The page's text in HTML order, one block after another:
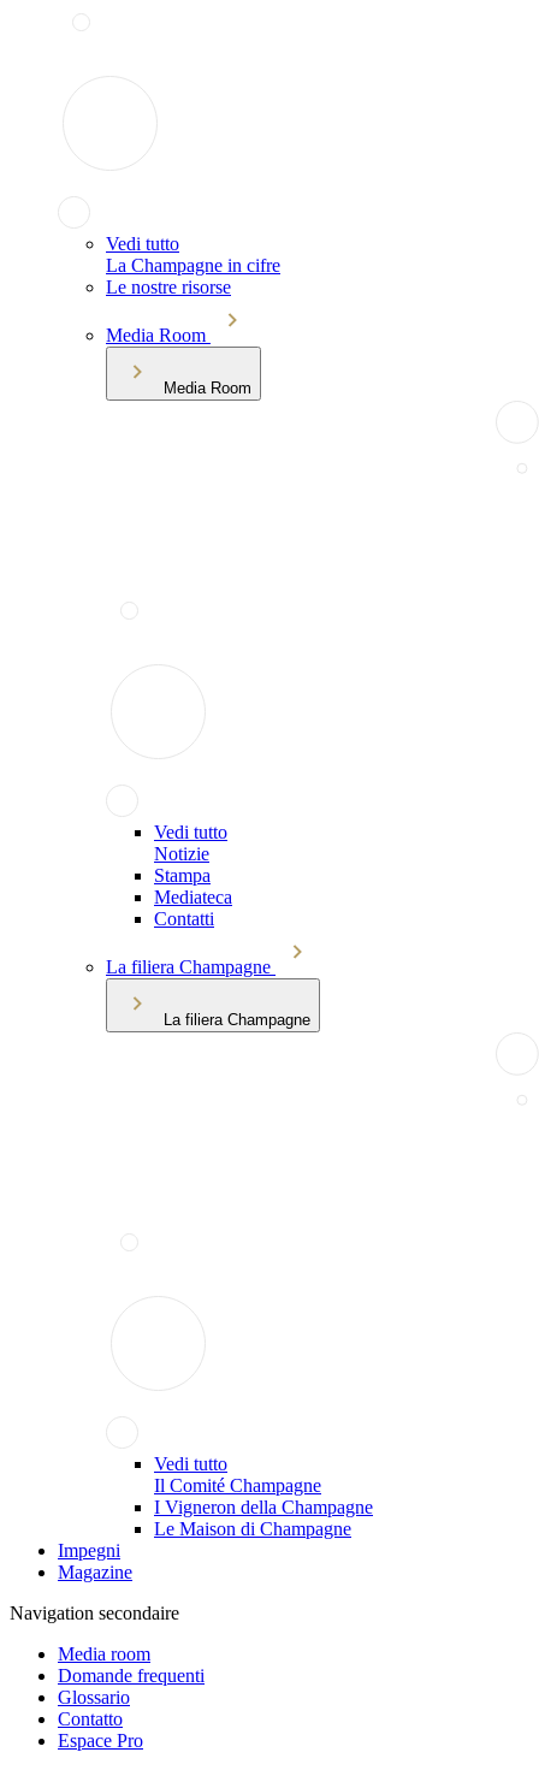
Vedi tutto
La Champagne in cifre
Le nostre risorse
Media Room
Media Room
Vedi tutto
Notizie
Stampa
Mediateca
Contatti
La filiera Champagne
La filiera Champagne
Vedi tutto
Il Comité Champagne
I Vigneron della Champagne
Le Maison di Champagne
Impegni
Magazine
Navigation secondaire
Media room
Domande frequenti
Glossario
Contatto
Espace Pro